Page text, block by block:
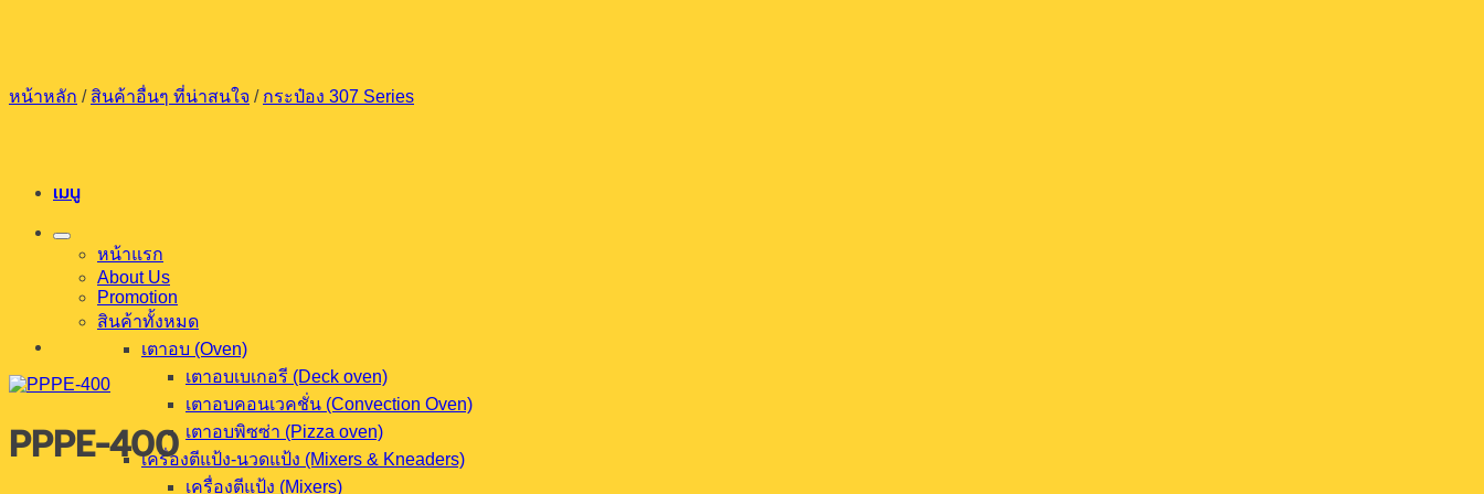
เนื้อหา
เมนู
หน้าแรก
About Us
Promotion
สินค้าทั้งหมด
เตาอบ (Oven)
เตาอบเบเกอรี (Deck oven)
เตาอบคอนเวคชั่น (Convection Oven)
เตาอบพิซซ่า (Pizza oven)
เครื่องตีแป้ง-นวดแป้ง (Mixers & Kneaders)
เครื่องตีแป้ง (Mixers)
หน้าหลัก / สินค้าอื่นๆ ที่น่าสนใจ / กระป๋อง 307 Series
PPPE-400